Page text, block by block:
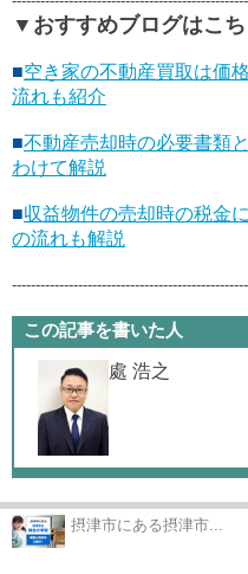
▼おすすめブログはこち
■空き家の不動産買取は価
流れも紹介
■不動産売却時の必要書類
わけて解説
■収益物件の売却時の税金
の流れも解説
この記事を書いた人
處 浩之
摂津市にある摂津市...